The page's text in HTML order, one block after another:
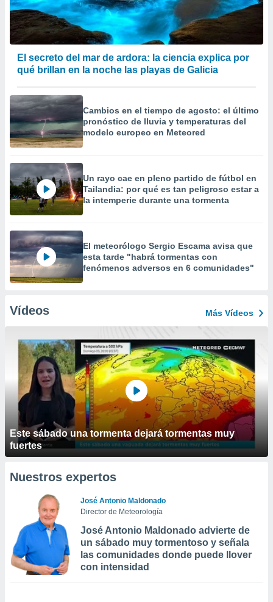
El secreto del mar de ardora: la ciencia explica por
qué brillan en la noche las playas de Galicia
Cambios en el tiempo de agosto: el último
pronóstico de lluvia y temperaturas del
modelo europeo en Meteored
Un rayo cae en pleno partido de fútbol en
Tailandia: por qué es tan peligroso estar a
la intemperie durante una tormenta
El meteorólogo Sergio Escama avisa que
esta tarde "habrá tormentas con
fenómenos adversos en 6 comunidades"
Vídeos Más Vídeos
Este sábado una tormenta dejará tormentas muy
fuertes
Nuestros expertos
José Antonio Maldonado
Director de Meteorología
José Antonio Maldonado advierte de
un sábado muy tormentoso y señala
las comunidades donde puede llover
con intensidad